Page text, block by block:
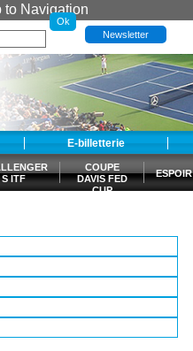
to Navigation
Newsletter
E-billetterie
S ITF
COUPE
DAVIS FED
CUP
ESPOIR